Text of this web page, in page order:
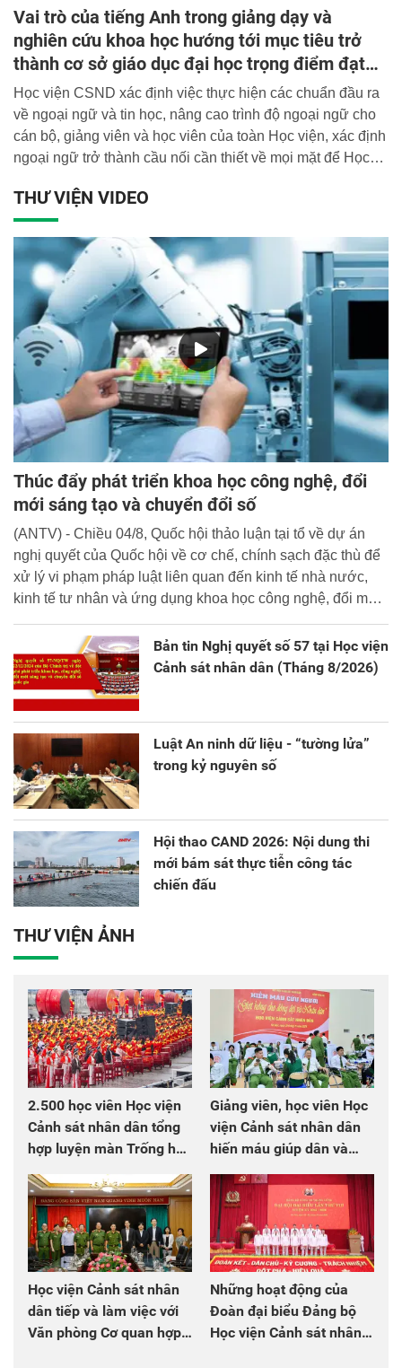
Vai trò của tiếng Anh trong giảng dạy và
nghiên cứu khoa học hướng tới mục tiêu trở
thành cơ sở giáo dục đại học trọng điểm đạt
chuẩn quốc gia
Học viện CSND xác định việc thực hiện các chuẩn đầu ra
về ngoại ngữ và tin học, nâng cao trình độ ngoại ngữ cho
cán bộ, giảng viên và học viên của toàn Học viện, xác định
ngoại ngữ trở thành cầu nối cần thiết về mọi mặt để Học
giáo dục đại học trọng điểm của quốc gia.
THƯ VIỆN VIDEO
Thúc đẩy phát triển khoa học công nghệ, đổi
mới sáng tạo và chuyển đổi số
(ANTV) - Chiều 04/8, Quốc hội thảo luận tại tổ về dự án
nghị quyết của Quốc hội về cơ chế, chính sạch đặc thù để
xử lý vi phạm pháp luật liên quan đến kinh tế nhà nước,
kinh tế tư nhân và ứng dụng khoa học công nghệ, đổi mới
Bản tin Nghị quyết số 57 tại Học viện
Cảnh sát nhân dân (Tháng 8/2026)
Luật An ninh dữ liệu - “tường lửa”
trong kỷ nguyên số
Hội thao CAND 2026: Nội dung thi
mới bám sát thực tiễn công tác
chiến đấu
THƯ VIỆN ẢNH
2.500 học viên Học viện
Cảnh sát nhân dân tổng
hợp luyện màn Trống hội
Giảng viên, học viên Học
viện Cảnh sát nhân dân
hiến máu giúp dân và
Học viện Cảnh sát nhân
dân tiếp và làm việc với
Văn phòng Cơ quan hợp
Những hoạt động của
Đoàn đại biểu Đảng bộ
Học viện Cảnh sát nhân